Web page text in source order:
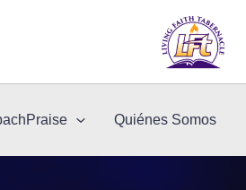
Quiénes Somos